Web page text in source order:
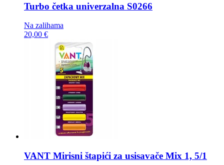
Turbo četka univerzalna S0266
Na zalihama
20,00 €
VANT Mirisni štapići za usisavače Mix 1, 5/1